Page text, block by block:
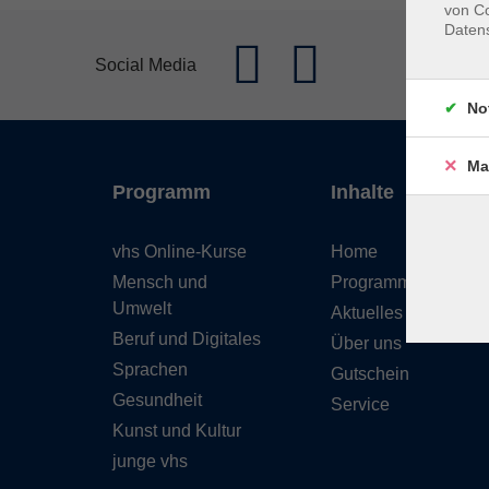
Social Media
Programm
vhs Online-Kurse
Mensch und
Umwelt
Beruf und Digitales
Sprachen
Gesundheit
Kunst und Kultur
junge vhs
Inhalte
Home
Programmheft
Aktuelles
Über uns
Gutschein
Service
von